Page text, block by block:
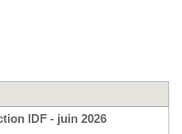
IDF - juin 2026